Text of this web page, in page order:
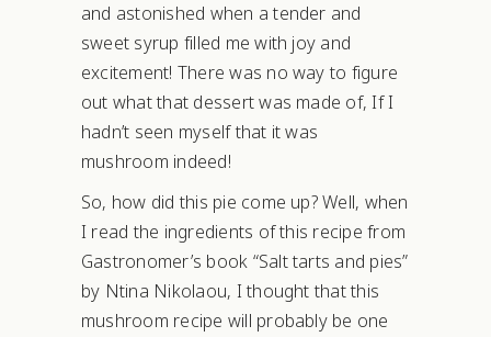
and astonished when a tender and
sweet syrup filled me with joy and
excitement! There was no way to figure
out what that dessert was made of, If I
hadn’t seen myself that it was
mushroom indeed!
So, how did this pie come up? Well, when
I read the ingredients of this recipe from
Gastronomer’s book “Salt tarts and pies”
by Ntina Nikolaou, I thought that this
mushroom recipe will probably be one